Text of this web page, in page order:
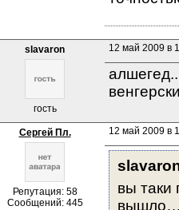
slavaron
гость
12 май 2009 в
Сергей Пл.
Репутация: 58
Сообщений: 445
12 май 2009 в
вы таки
вышло…